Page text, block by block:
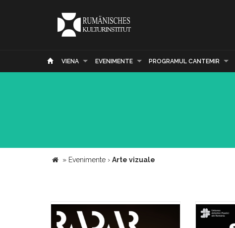
VIENA EVENIMENTE PROGRAMUL CANTEMIR
» Evenimente › Arte vizuale